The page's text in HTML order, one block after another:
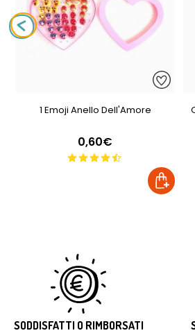
1 Emoji Anello Dell'Amore
0,60€
SODDISFATTI O RIMBORSATI